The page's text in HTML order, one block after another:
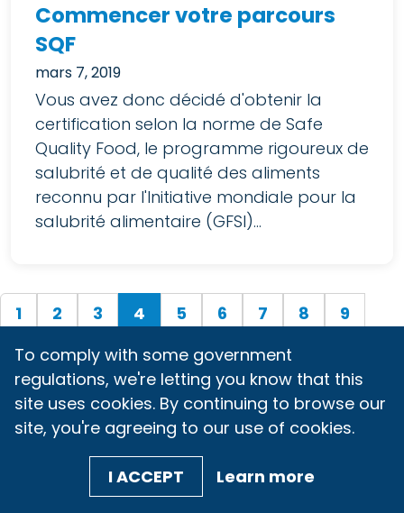
Commencer votre parcours
SQF
mars 7, 2019
Vous avez donc décidé d'obtenir la
certification selon la norme de Safe
Quality Food, le programme rigoureux de
salubrité et de qualité des aliments
reconnu par l'Initiative mondiale pour la
salubrité alimentaire (GFSI)...
1 2 3 4 (current)
5 6 7 8
9
10
»
Politique de confidentialité
251 18th Street S., bureau 1200 Arlington, VA 22202 |
To comply with some government
regulations, we're letting you know that this
site uses cookies. By continuing to browse our
site, you're agreeing to our use of cookies.
I ACCEPT Learn more